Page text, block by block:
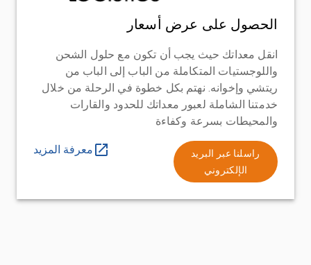
الحصول على عرض أسعار
انقل معداتك حيث يجب أن تكون مع حلول الشحن
واللوجستيات المتكاملة من الباب إلى الباب من
ريتشي وإخوانه. نهتم بكل خطوة في الرحلة من خلال
خدمتنا الشاملة لعبور معداتك للحدود والقارات
والمحيطات بسرعة وكفاءة
راسلنا عبر البريد
الإلكتروني
معرفة المزيد